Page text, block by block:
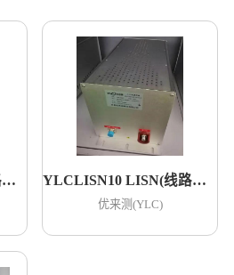
YLCLISN20 LISN(线路阻抗稳定网络) YLCLISN10 LISN(线路阻抗稳定网络)
优来测(YLC)